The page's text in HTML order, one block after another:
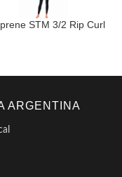
STM 3/2 Rip Curl
ARGENTINA